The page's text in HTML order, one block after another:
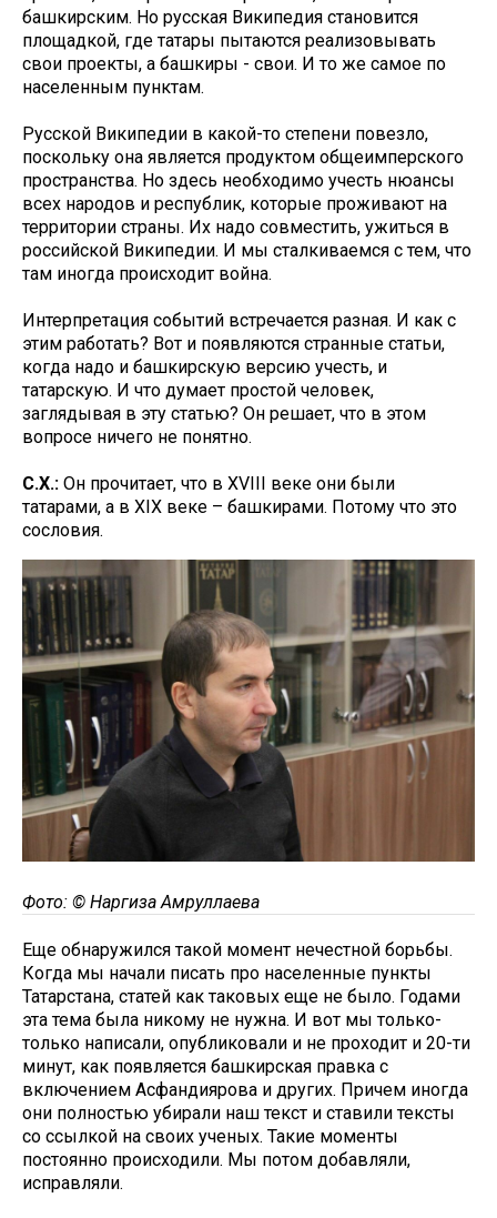
башкирским. Но русская Википедия становится
площадкой, где татары пытаются реализовывать
свои проекты, а башкиры - свои. И то же самое по
населенным пунктам.
Русской Википедии в какой-то степени повезло,
поскольку она является продуктом общеимперского
пространства. Но здесь необходимо учесть нюансы
всех народов и республик, которые проживают на
территории страны. Их надо совместить, ужиться в
российской Википедии. И мы сталкиваемся с тем, что
там иногда происходит война.
Интерпретация событий встречается разная. И как с
этим работать? Вот и появляются странные статьи,
когда надо и башкирскую версию учесть, и
татарскую. И что думает простой человек,
заглядывая в эту статью? Он решает, что в этом
вопросе ничего не понятно.
С.Х.: Он прочитает, что в XVIII веке они были
татарами, а в XIX веке – башкирами. Потому что это
сословия.
Фото: © Наргиза Амруллаева
Еще обнаружился такой момент нечестной борьбы.
Когда мы начали писать про населенные пункты
Татарстана, статей как таковых еще не было. Годами
эта тема была никому не нужна. И вот мы только-
только написали, опубликовали и не проходит и 20-ти
минут, как появляется башкирская правка с
включением Асфандиярова и других. Причем иногда
они полностью убирали наш текст и ставили тексты
со ссылкой на своих ученых. Такие моменты
постоянно происходили. Мы потом добавляли,
исправляли.